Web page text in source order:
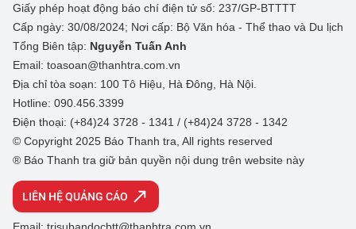
Giấy phép hoạt động báo chí điện tử số: 237/GP-BTTTT
Cấp ngày: 30/08/2024; Nơi cấp: Bộ Văn hóa - Thể thao và Du lịch
Tổng Biên tập: Nguyễn Tuấn Anh
Email: toasoan@thanhtra.com.vn
Địa chỉ tòa soạn: 100 Tô Hiệu, Hà Đông, Hà Nội.
Hotline: 090.456.3399
Điện thoại: (+84)24 3728 - 1341 / (+84)24 3728 - 1342
© Copyright 2025 Báo Thanh tra, All rights reserved
® Báo Thanh tra giữ bản quyền nội dung trên website này
LIÊN HỆ QUẢNG CÁO